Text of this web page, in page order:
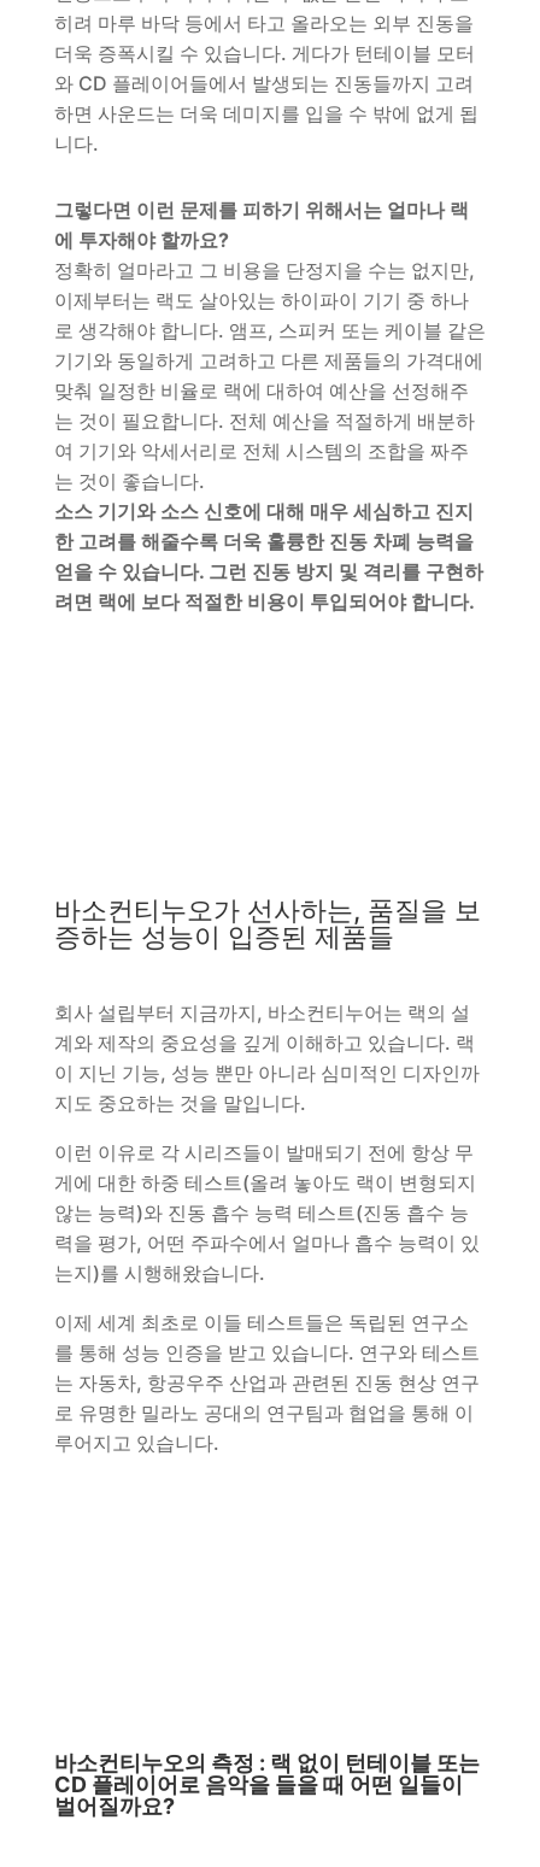
히려 마루 바닥 등에서 타고 올라오는 외부 진동을
더욱 증폭시킬 수 있습니다. 게다가 턴테이블 모터
와 CD 플레이어들에서 발생되는 진동들까지 고려
하면 사운드는 더욱 데미지를 입을 수 밖에 없게 됩
니다.
그렇다면 이런 문제를 피하기 위해서는 얼마나 랙
에 투자해야 할까요?
정확히 얼마라고 그 비용을 단정지을 수는 없지만,
이제부터는 랙도 살아있는 하이파이 기기 중 하나
로 생각해야 합니다. 앰프, 스피커 또는 케이블 같은
기기와 동일하게 고려하고 다른 제품들의 가격대에
맞춰 일정한 비율로 랙에 대하여 예산을 선정해주
는 것이 필요합니다. 전체 예산을 적절하게 배분하
여 기기와 악세서리로 전체 시스템의 조합을 짜주
는 것이 좋습니다.
소스 기기와 소스 신호에 대해 매우 세심하고 진지
한 고려를 해줄수록 더욱 훌륭한 진동 차폐 능력을
얻을 수 있습니다. 그런 진동 방지 및 격리를 구현하
려면 랙에 보다 적절한 비용이 투입되어야 합니다.
바소컨티누오가 선사하는, 품질을 보
증하는 성능이 입증된 제품들
회사 설립부터 지금까지, 바소컨티누어는 랙의 설
계와 제작의 중요성을 깊게 이해하고 있습니다. 랙
이 지닌 기능, 성능 뿐만 아니라 심미적인 디자인까
지도 중요하는 것을 말입니다.
이런 이유로 각 시리즈들이 발매되기 전에 항상 무
게에 대한 하중 테스트(올려 놓아도 랙이 변형되지
않는 능력)와 진동 흡수 능력 테스트(진동 흡수 능
력을 평가, 어떤 주파수에서 얼마나 흡수 능력이 있
는지)를 시행해왔습니다.
이제 세계 최초로 이들 테스트들은 독립된 연구소
를 통해 성능 인증을 받고 있습니다. 연구와 테스트
는 자동차, 항공우주 산업과 관련된 진동 현상 연구
로 유명한 밀라노 공대의 연구팀과 협업을 통해 이
루어지고 있습니다.
바소컨티누오의 측정 : 랙 없이 턴테이블 또는
CD 플레이어로 음악을 들을 때 어떤 일들이
벌어질까요?